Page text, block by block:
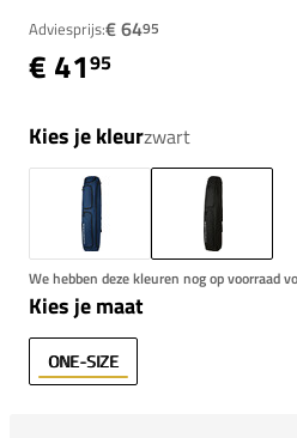
Adviesprijs:€ 6495
€ 4195
Kies je kleurzwart
We hebben deze kleuren nog op voorraad
Kies je maat
ONE-SIZE